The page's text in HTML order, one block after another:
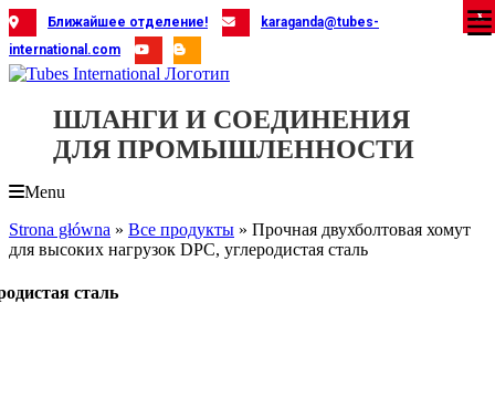
Skip
to
content
Ближайшее отделение!
karaganda@tubes-
international.com
ШЛАНГИ И СОЕДИНЕНИЯ
ДЛЯ ПРОМЫШЛЕННОСТИ
Menu
Strona główna » Все продукты » Прочная двухболтовая хомут
для высоких нагрузок DPC, углеродистая сталь
сталь
X
X
X
X
X
X
X
X
X
X
X
X
X
X
X
X
X
X
X